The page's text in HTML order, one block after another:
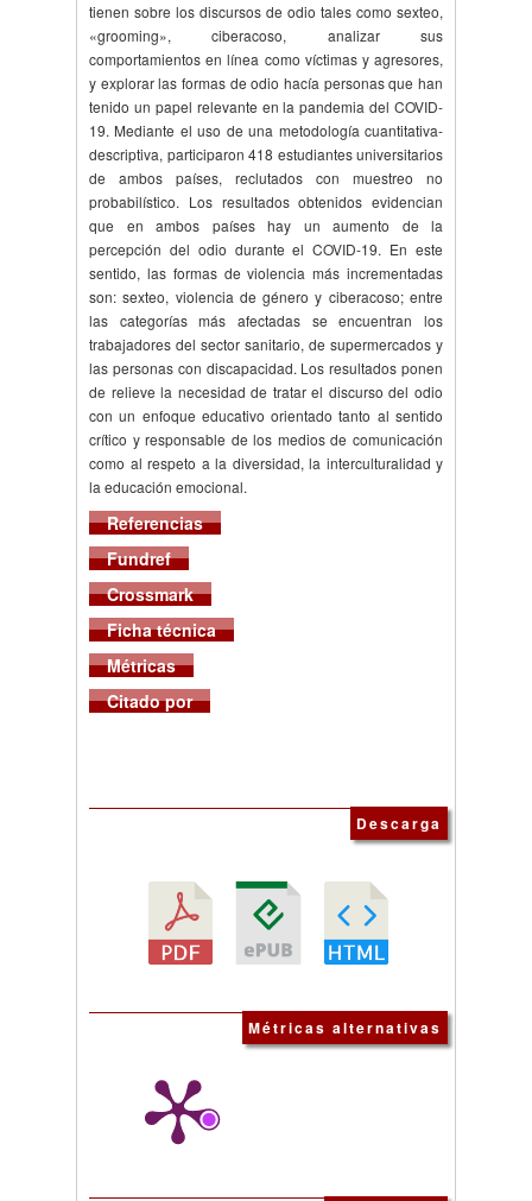
tienen sobre los discursos de odio tales como sexteo,
«grooming», ciberacoso, analizar sus
comportamientos en línea como víctimas y agresores,
y explorar las formas de odio hacía personas que han
tenido un papel relevante en la pandemia del COVID-
19. Mediante el uso de una metodología cuantitativa-
descriptiva, participaron 418 estudiantes universitarios
de ambos países, reclutados con muestreo no
probabilístico. Los resultados obtenidos evidencian
que en ambos países hay un aumento de la
percepción del odio durante el COVID-19. En este
sentido, las formas de violencia más incrementadas
son: sexteo, violencia de género y ciberacoso; entre
las categorías más afectadas se encuentran los
trabajadores del sector sanitario, de supermercados y
las personas con discapacidad. Los resultados ponen
de relieve la necesidad de tratar el discurso del odio
con un enfoque educativo orientado tanto al sentido
crítico y responsable de los medios de comunicación
como al respeto a la diversidad, la interculturalidad y
la educación emocional.
Referencias
Fundref
Crossmark
Ficha técnica
Métricas
Citado por
Descarga
Métricas alternativas